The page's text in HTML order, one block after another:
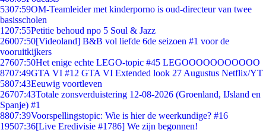
5307:59OM-Teamleider met kinderporno is oud-directeur van twee
basisscholen
1207:55Petitie behoud npo 5 Soul & Jazz
26007:50[Videoland] B&B vol liefde 6de seizoen #1 voor de
vooruitkijkers
27607:50Het enige echte LEGO-topic #45 LEGOOOOOOOOOOO
8707:49GTA VI #12 GTA VI Extended look 27 Augustus Netflix/YT
5807:43Eeuwig voortleven
26707:43Totale zonsverduistering 12-08-2026 (Groenland, IJsland en
Spanje) #1
8807:39Voorspellingstopic: Wie is hier de weerkundige? #16
19507:36[Live Eredivisie #1786] We zijn begonnen!